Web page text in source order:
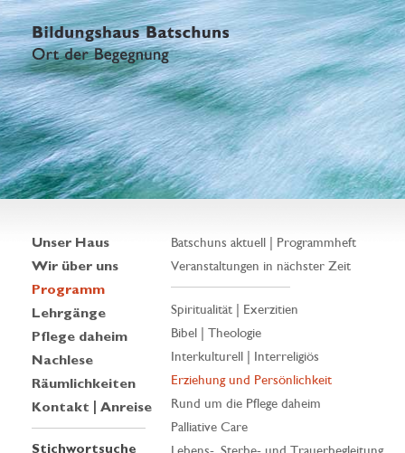
Unser Haus
Wir über uns
Programm
Lehrgänge
Pflege daheim
Nachlese
Räumlichkeiten
Kontakt | Anreise
Stichwortsuche
Batschuns aktuell | Programmheft
Veranstaltungen in nächster Zeit
Spiritualität | Exerzitien
Bibel | Theologie
Interkulturell | Interreligiös
Erziehung und Persönlichkeit
Rund um die Pflege daheim
Palliative Care